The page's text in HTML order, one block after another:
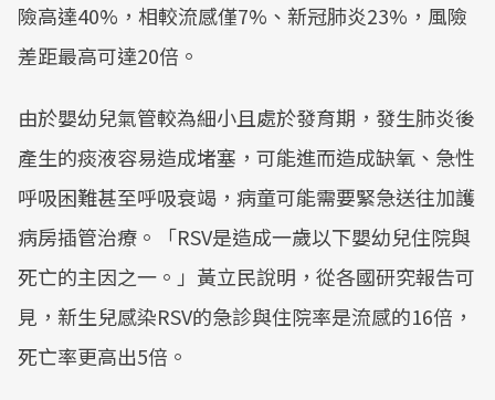
險高達40%，相較流感僅7%、新冠肺炎23%，風險
差距最高可達20倍。
由於嬰幼兒氣管較為細小且處於發育期，發生肺炎後
產生的痰液容易造成堵塞，可能進而造成缺氧、急性
呼吸困難甚至呼吸衰竭，病童可能需要緊急送往加護
病房插管治療。「RSV是造成一歲以下嬰幼兒住院與
死亡的主因之一。」黃立民說明，從各國研究報告可
見，新生兒感染RSV的急診與住院率是流感的16倍，
死亡率更高出5倍。